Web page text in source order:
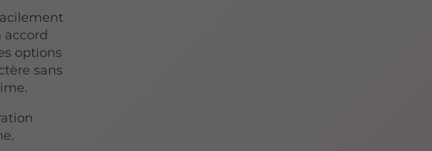
options
sans